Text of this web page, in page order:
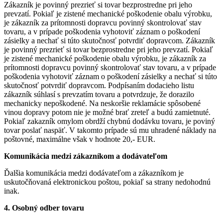
Zákazník je povinný prezrieť si tovar bezprostredne pri jeho
prevzatí. Pokiaľ je zistené mechanické poškodenie obalu výrobku,
je zákazník za prítomnosti dopravcu povinný skontrolovať stav
tovaru, a v prípade poškodenia vyhotoviť záznam o poškodení
zásielky a nechať si túto skutočnosť potvrdiť dopravcom. Zákazník
je povinný prezrieť si tovar bezprostredne pri jeho prevzatí. Pokiaľ
je zistené mechanické poškodenie obalu výrobku, je zákazník za
prítomnosti dopravcu povinný skontrolovať stav tovaru, a v prípade
poškodenia vyhotoviť záznam o poškodení zásielky a nechať si túto
skutočnosť potvrdiť dopravcom. Podpísaním dodacieho listu
zákazník súhlasí s prevzatím tovaru a potvrdzuje, že dorazilo
mechanicky nepoškodené. Na neskoršie reklamácie spôsobené
vinou dopravy potom nie je možné brať zreteľ a budú zamietnuté.
Pokiaľ zakazník omylom obrdží chybnú dodávku tovaru, je poviný
tovar poslať naspäť. V takomto prípade sú mu uhradené náklady na
poštovné, maximálne však v hodnote 20,- EUR.
Komunikácia medzi zákazníkom a dodávateľom
Ďalšia komunikácia medzi dodávateľom a zákazníkom je
uskutočňovaná elektronickou poštou, pokiaľ sa strany nedohodnú
inak.
4. Osobný odber tovaru